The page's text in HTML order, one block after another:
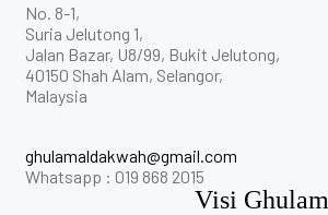
No. 8-1,
Suria Jelutong 1,
Jalan Bazar, U8/99, Bukit Jelutong,
40150 Shah Alam, Selangor,
Malaysia
ghulamaldakwah@gmail.com
Whatsapp : 019 868 2015
Visi Ghulam